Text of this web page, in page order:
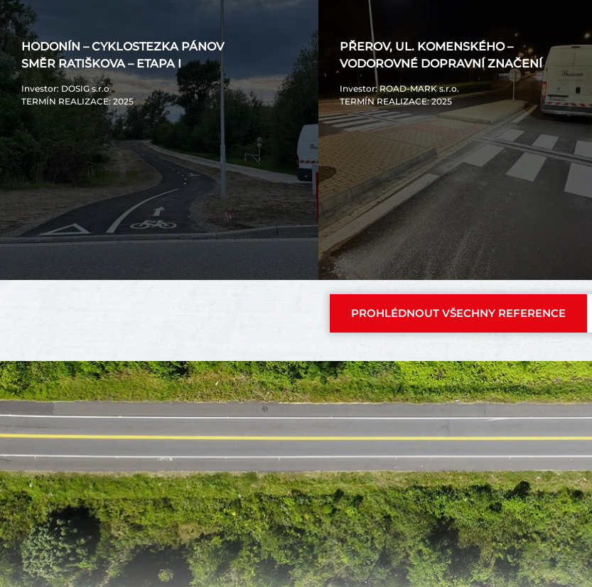
HODONÍN – CYKLOSTEZKA PÁNOV
SMĚR RATIŠKOVA – ETAPA I
Investor: DOSIG s.r.o.
TERMÍN REALIZACE: 2025
PŘEROV, UL. KOMENSKÉHO –
VODOROVNÉ DOPRAVNÍ ZNAČENÍ
Investor: ROAD-MARK s.r.o.
TERMÍN REALIZACE: 2025
PROHLÉDNOUT VŠECHNY REFERENCE